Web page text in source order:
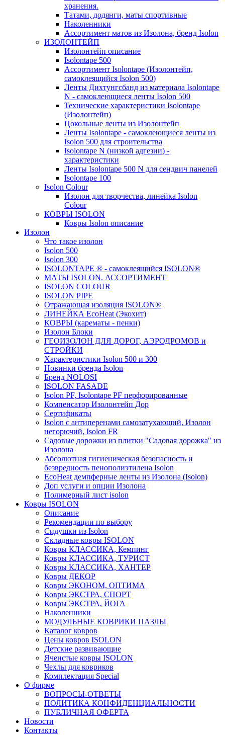
хранения.
Татами, додянги, маты спортивные
Наколенники
Ассортимент матов из Изолона, бренд Isolon
ИЗОЛОНТЕЙП
Изолонтейп описание
Isolontape 500
Ассортимент Isolontape (Изолонтейп,
самоклеящийся Isolon 500)
Ленты Дихтунгсбанд из материала Isolontape
N - самоклеющиеся ленты Isolon 500
Технические характеристики Isolontape
(Изолонтейп)
Цокольные ленты из Изолонтейп
Ленты Isolontape - самоклеющиеся ленты из
Isolon 500 для строительства
Isolontape N (низкой адгезии) -
характеристики
Ленты Isolontape 500 N для сендвич панелей
Isolontape 100
Isolon Colour
Изолон для творчества, линейка Isolon
Colour
КОВРЫ ISOLON
Ковры Isolon описание
Изолон
Что такое изолон
Isolon 500
Isolon 300
ISOLONTAPE ® - самоклеящийся ISOLON®
МАТЫ ISOLON. АССОРТИМЕНТ
ISOLON COLOUR
ISOLON PIPE
Отражающая изоляция ISOLON®
ЛИНЕЙКА EcoHeat (Экохит)
КОВРЫ (карематы - пенки)
Изолон Блоки
ГЕОИЗОЛОН ДЛЯ ДОРОГ, АЭРОДРОМОВ и
СТРОЙКИ
Характеристики Isolon 500 и 300
Новинки бренда Isolon
Бренд NOLOSI
ISOLON FASADE
Isolon PF, Isolontape PF перфорированные
Компенсатор Изолонтейп Дор
Сертификаты
Isolon с антиперенами самозатухающий, Изолон
негорючий, Isolon FR
Садовые дорожки из плитки "Садовая дорожка" из
Изолона
Абсолютная гигиеническая безопасность и
безвредность пенополиэтилена Isolon
EcoHeat демпферные ленты из Изолона (Isolon)
Доп услуги и опции Изолона
Полимерный лист isolon
Ковры ISOLON
Описание
Рекомендации по выбору
Сидушки из Isolon
Складные ковры ISOLON
Ковры КЛАССИКА, Кемпинг
Ковры КЛАССИКА, ТУРИСТ
Ковры КЛАССИКА, ХАНТЕР
Ковры ДЕКОР
Ковры ЭКОНОМ, ОПТИМА
Ковры ЭКСТРА, СПОРТ
Ковры ЭКСТРА, ЙОГА
Наколенники
МОДУЛЬНЫЕ КОВРИКИ ПАЗЛЫ
Каталог ковров
Цены ковров ISOLON
Детские развивающие
Ячеистые ковры ISOLON
Чехлы для ковриков
Комплектация Special
О фирме
ВОПРОСЫ-ОТВЕТЫ
ПОЛИТИКА КОНФИДЕНЦИАЛЬНОСТИ
ПУБЛИЧНАЯ ОФЕРТА
Новости
Контакты